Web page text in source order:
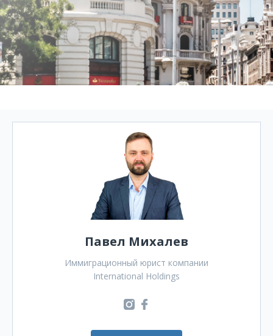
Павел Михалев
Иммиграционный юрист компании
International Holdings